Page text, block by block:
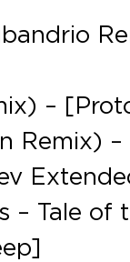
–
Remix)
– Tale of